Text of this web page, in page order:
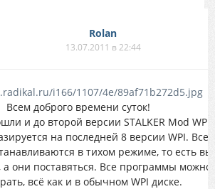
Rolan
13.07.2011 в 22:44
i166/1107/4e/89af71b272d5.jpg
Всем доброго времени суток!
и до второй версии STALKER Mod WPI.
на последней 8 версии WPI. Все
в тихом режиме, то есть вы
а они поставяться. Все программы можно
всё как и в обычном WPI диске.